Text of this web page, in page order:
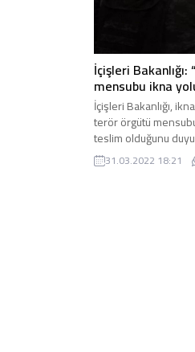
İçişleri
mensubu ikna
İçişleri Bakanlığı,
terör örgütü
teslim olduğunu
tarafından yapılan ...
31.03.2022 18:21